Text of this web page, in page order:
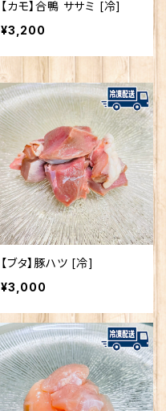
【カモ】合鴨 ササミ [冷]
¥3,200
【ブタ】豚ハツ [冷]
¥3,000